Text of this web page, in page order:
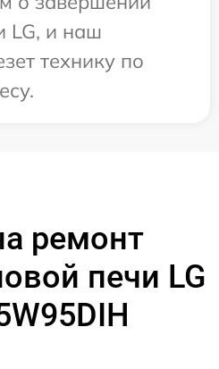
LG, и наш
технику по
ремонт
печи LG